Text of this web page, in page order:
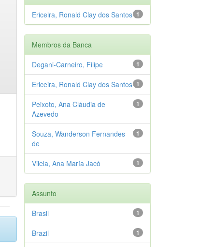
1
Ericeira, Ronald Clay dos Santos
Membros da Banca
1
Degani-Carneiro, Filipe
1
Ericeira, Ronald Clay dos Santos
1
Peixoto, Ana Cláudia de
Azevedo
1
Souza, Wanderson Fernandes
de
1
Vilela, Ana María Jacó
Assunto
1
Brasil
1
Brazil